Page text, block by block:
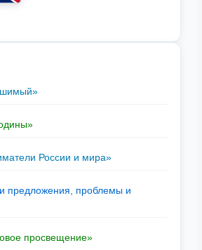
России и мира»
предложения, проблемы и
просвещение»